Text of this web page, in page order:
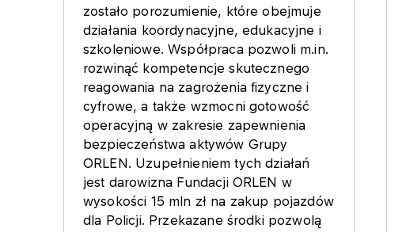
zostało porozumienie, które obejmuje
działania koordynacyjne, edukacyjne i
szkoleniowe. Współpraca pozwoli m.in.
rozwinąć kompetencje skutecznego
reagowania na zagrożenia fizyczne i
cyfrowe, a także wzmocni gotowość
operacyjną w zakresie zapewnienia
bezpieczeństwa aktywów Grupy
ORLEN. Uzupełnieniem tych działań
jest darowizna Fundacji ORLEN w
wysokości 15 mln zł na zakup pojazdów
dla Policji. Przekazane środki pozwolą